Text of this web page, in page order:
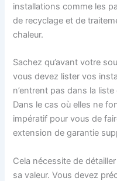
installations comme les
de recyclage et de
chaleur.
Sachez qu’avant votre
vous devez lister vos
n’entrent pas dans la
Dans le cas où elles ne
impératif pour vous de
extension de garantie
Cela nécessite de
sa valeur. Vous devez